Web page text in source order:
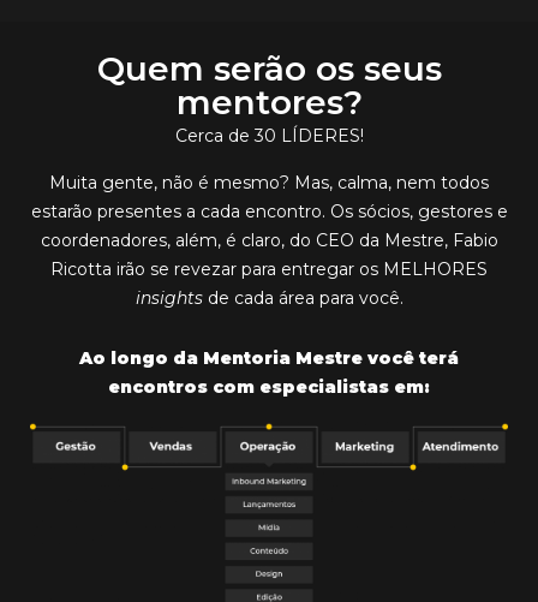
Quem serão os seus
mentores?
Cerca de 30 LÍDERES!
Muita gente, não é mesmo? Mas, calma, nem todos
estarão presentes a cada encontro. Os sócios, gestores e
coordenadores, além, é claro, do CEO da Mestre, Fabio
Ricotta irão se revezar para entregar os MELHORES
insights de cada área para você.
Ao longo da Mentoria Mestre você terá
encontros com especialistas em: